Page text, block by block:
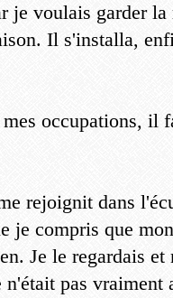
je voulais garder
Il s'installa,
occupations, il
rejoignit dans
je compris que
Je le regardais et
pas vraiment